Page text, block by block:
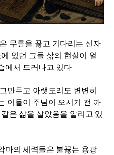
무릎을 꿇고 기다리는 신자
에 있던 그들 삶의 현실이 얼
에서 드러나고 있다
만두고 아랫도리도 변변히
이들이 주님이 오시기 전 까
은 삶을 살았음을 알리고 있
마의 세력들은 불끓는 용광